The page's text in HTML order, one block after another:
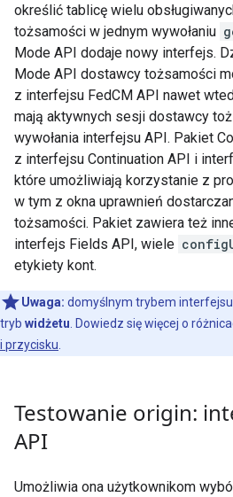
określić tablicę wielu
tożsamości w jednym wywołaniu
Mode API dodaje nowy interfejs.
Mode API dostawcy tożsamości
z interfejsu FedCM API nawet
mają aktywnych sesji dostawcy
wywołania interfejsu API. Pakiet
z interfejsu Continuation API i
które umożliwiają korzystanie z
w tym z okna uprawnień
tożsamości. Pakiet zawiera też
interfejs Fields API, wiele
etykiety kont.
Uwaga: domyślnym trybem
tryb widżetu . Dowiedz się więcej o
i przycisku
Testowanie origin:
API
Umożliwia ona użytkownikom